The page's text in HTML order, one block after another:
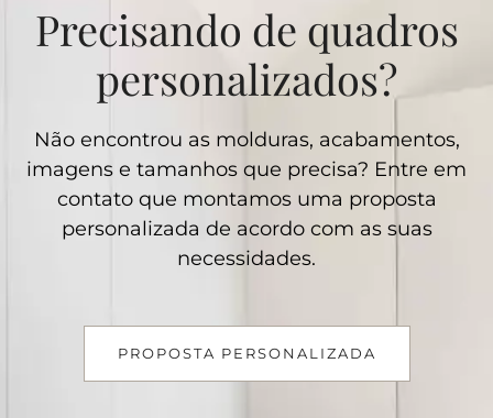
Precisando de quadros
personalizados?
Não encontrou as molduras, acabamentos,
imagens e tamanhos que precisa? Entre em
contato que montamos uma proposta
personalizada de acordo com as suas
necessidades.
PROPOSTA PERSONALIZADA